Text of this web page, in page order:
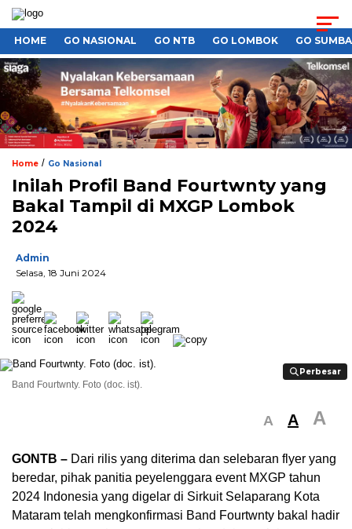
HOME GO NASIONAL GO NTB GO LOMBOK GO
Home / Go Nasional
Inilah Profil Band Fourtwnty yang
Bakal Tampil di MXGP Lombok
2024
Admin
Selasa, 18 Juni 2024
Perbesar
Perbesar
Band Fourtwnty. Foto (doc. ist).
A A A
GONTB – Dari rilis yang diterima dan selebaran flyer yang
beredar, pihak panitia peyelenggara event MXGP tahun
2024 Indonesia yang digelar di Sirkuit Selaparang Kota
Mataram telah mengkonfirmasi Band Fourtwnty bakal hadir